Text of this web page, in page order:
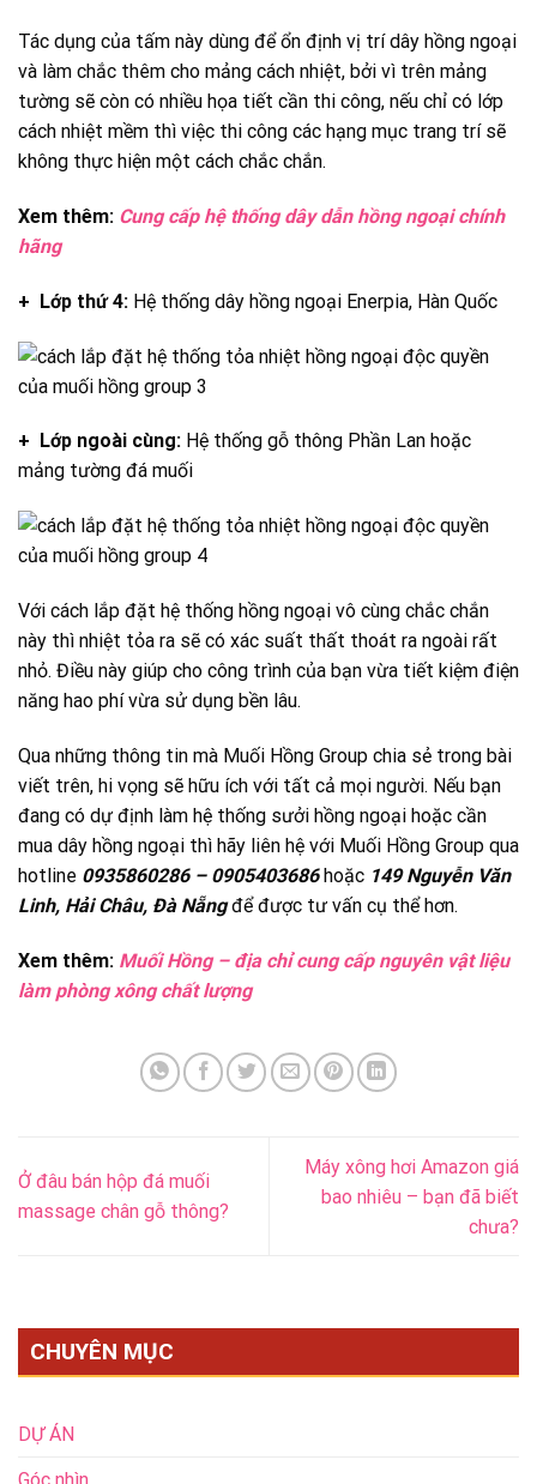
Tác dụng của tấm này dùng để ổn định vị trí dây hồng ngoại
và làm chắc thêm cho mảng cách nhiệt, bởi vì trên mảng
tường sẽ còn có nhiều họa tiết cần thi công, nếu chỉ có lớp
cách nhiệt mềm thì việc thi công các hạng mục trang trí sẽ
không thực hiện một cách chắc chắn.
Xem thêm: Cung cấp hệ thống dây dẫn hồng ngoại chính
hãng
+ Lớp thứ 4: Hệ thống dây hồng ngoại Enerpia, Hàn Quốc
+ Lớp ngoài cùng: Hệ thống gỗ thông Phần Lan hoặc
mảng tường đá muối
Với cách lắp đặt hệ thống hồng ngoại vô cùng chắc chắn
này thì nhiệt tỏa ra sẽ có xác suất thất thoát ra ngoài rất
nhỏ. Điều này giúp cho công trình của bạn vừa tiết kiệm điện
năng hao phí vừa sử dụng bền lâu.
Qua những thông tin mà Muối Hồng Group chia sẻ trong bài
viết trên, hi vọng sẽ hữu ích với tất cả mọi người. Nếu bạn
đang có dự định làm hệ thống sưởi hồng ngoại hoặc cần
mua dây hồng ngoại thì hãy liên hệ với Muối Hồng Group qua
hotline 0935860286 – 0905403686hoặc 149 Nguyễn Văn
Linh, Hải Châu, Đà Nẵngđể được tư vấn cụ thể hơn.
Xem thêm: Muối Hồng – địa chỉ cung cấp nguyên vật liệu
làm phòng xông chất lượng
Ở đâu bán hộp đá muối
massage chân gỗ thông?
Máy xông hơi Amazon giá
bao nhiêu – bạn đã biết
chưa?
CHUYÊN MỤC
DỰ ÁN